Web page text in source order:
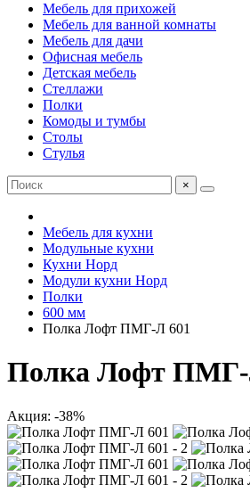
Мебель для прихожей
Мебель для ванной комнаты
Мебель для дачи
Офисная мебель
Детская мебель
Стеллажи
Полки
Комоды и тумбы
Столы
Стулья
×
Мебель для кухни
Модульные кухни
Кухни Норд
Модули кухни Норд
Полки
600 мм
Полка Лофт ПМГ-Л 601
Полка Лофт ПМГ-
Акция: -38%